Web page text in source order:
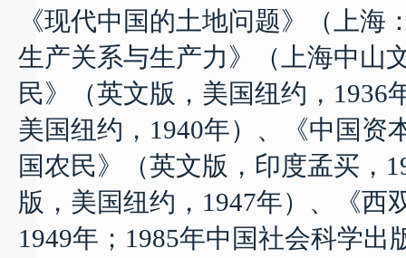
《现代中国的土地问题》（上海
生产关系与生产力》（上海中山
民》（英文版，美国纽约， 1936
美国纽约， 1940年）、《中国资
国农民》（英文版，印度孟买，
版，美国纽约， 1947年）、《西
1949年； 1985年中国社会科学出